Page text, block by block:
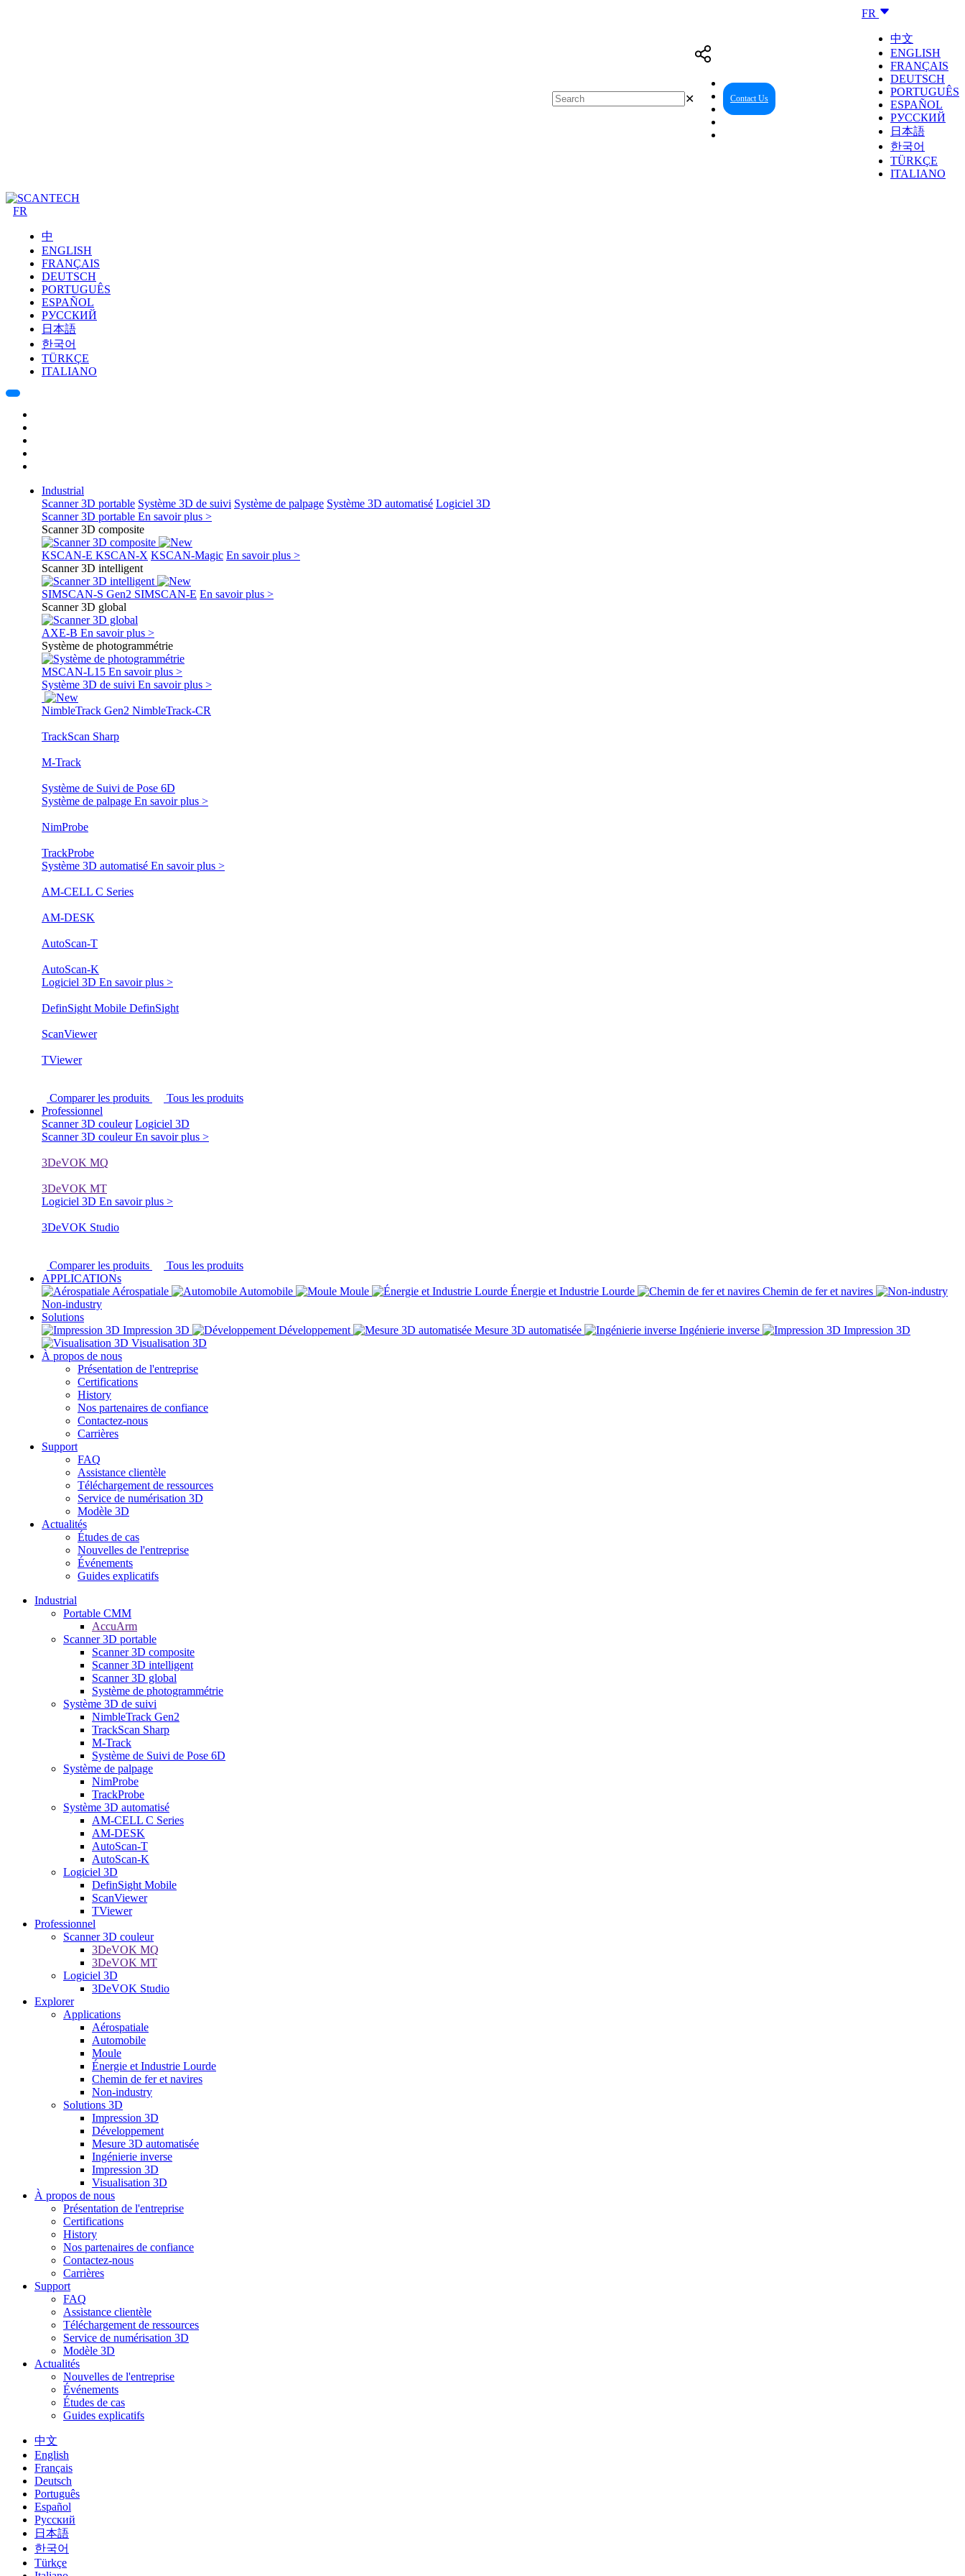
FR
中文
ENGLISH
FRANÇAIS
DEUTSCH
PORTUGUÊS
ESPAÑOL
РУССКИЙ
日本語
한국어
TÜRKÇE
ITALIANO
Contact Us
✕
FR
中
ENGLISH
FRANÇAIS
DEUTSCH
PORTUGUÊS
ESPAÑOL
РУССКИЙ
日本語
한국어
TÜRKÇE
ITALIANO
Industrial
Scanner 3D portable Système 3D de suivi Système de palpage Système 3D automatisé Logiciel 3D
Scanner 3D portable En savoir plus >
Scanner 3D composite
KSCAN-E KSCAN-X KSCAN-Magic En savoir plus >
Scanner 3D intelligent
SIMSCAN-S Gen2 SIMSCAN-E En savoir plus >
Scanner 3D global
AXE-B En savoir plus >
Système de photogrammétrie
MSCAN-L15 En savoir plus >
Système 3D de suivi En savoir plus >
NimbleTrack Gen2 NimbleTrack-CR
TrackScan Sharp
M-Track
Système de Suivi de Pose 6D
Système de palpage En savoir plus >
NimProbe
TrackProbe
Système 3D automatisé En savoir plus >
AM-CELL C Series
AM-DESK
AutoScan-T
AutoScan-K
Logiciel 3D En savoir plus >
DefinSight Mobile DefinSight
ScanViewer
TViewer
Comparer les produits
Tous les produits
Professionnel
Scanner 3D couleur Logiciel 3D
Scanner 3D couleurEn savoir plus >
3DeVOK MQ
3DeVOK MT
Logiciel 3D En savoir plus >
3DeVOK Studio
Comparer les produits
Tous les produits
APPLICATIONs
Aérospatiale
Automobile Moule Énergie et Industrie Lourde
Chemin de fer et navires
Non-industry
Solutions
Impression 3D
Développement Mesure 3D automatisée Ingénierie inverse
Impression 3D
Visualisation 3D
À propos de nous
Présentation de l'entreprise
Certifications
History
Nos partenaires de confiance
Contactez-nous
Carrières
Support
FAQ
Assistance clientèle
Téléchargement de ressources
Service de numérisation 3D
Modèle 3D
Actualités
Études de cas
Nouvelles de l'entreprise
Événements
Guides explicatifs
Industrial
Portable CMM
AccuArm
Scanner 3D portable
Scanner 3D composite
Scanner 3D intelligent
Scanner 3D global
Système de photogrammétrie
Système 3D de suivi
NimbleTrack Gen2
TrackScan Sharp
M-Track
Système de Suivi de Pose 6D
Système de palpage
NimProbe
TrackProbe
Système 3D automatisé
AM-CELL C Series
AM-DESK
AutoScan-T
AutoScan-K
Logiciel 3D
DefinSight Mobile
ScanViewer
TViewer
Professionnel
Scanner 3D couleur
3DeVOK MQ
3DeVOK MT
Logiciel 3D
3DeVOK Studio
Explorer
Applications
Aérospatiale
Automobile
Moule
Énergie et Industrie Lourde
Chemin de fer et navires
Non-industry
Solutions 3D
Impression 3D
Développement
Mesure 3D automatisée
Ingénierie inverse
Impression 3D
Visualisation 3D
À propos de nous
Présentation de l'entreprise
Certifications
History
Nos partenaires de confiance
Contactez-nous
Carrières
Support
FAQ
Assistance clientèle
Téléchargement de ressources
Service de numérisation 3D
Modèle 3D
Actualités
Nouvelles de l'entreprise
Événements
Études de cas
Guides explicatifs
中文
English
Français
Deutsch
Português
Español
Русский
日本語
한국어
Türkçe